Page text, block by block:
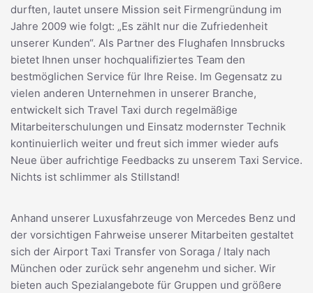
durften, lautet unsere Mission seit Firmengründung im
Jahre 2009 wie folgt: „Es zählt nur die Zufriedenheit
unserer Kunden“. Als Partner des Flughafen Innsbrucks
bietet Ihnen unser hochqualifiziertes Team den
bestmöglichen Service für Ihre Reise. Im Gegensatz zu
vielen anderen Unternehmen in unserer Branche,
entwickelt sich Travel Taxi durch regelmäßige
Mitarbeiterschulungen und Einsatz modernster Technik
kontinuierlich weiter und freut sich immer wieder aufs
Neue über aufrichtige Feedbacks zu unserem Taxi Service.
Nichts ist schlimmer als Stillstand!
Anhand unserer Luxusfahrzeuge von Mercedes Benz und
der vorsichtigen Fahrweise unserer Mitarbeiten gestaltet
sich der Airport Taxi Transfer von Soraga / Italy nach
München oder zurück sehr angenehm und sicher. Wir
bieten auch Spezialangebote für Gruppen und größere